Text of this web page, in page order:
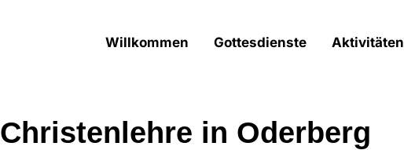
Willkommen Gottesdienste Aktivitäten
Christenlehre in Oderberg